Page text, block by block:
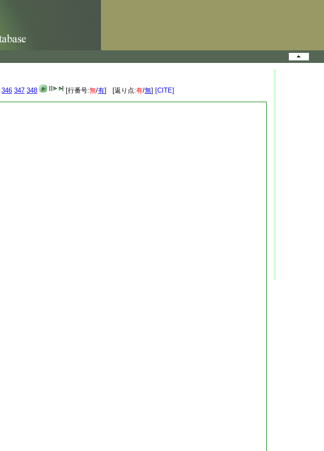
346 347 348 [行番号:無/有] [返り点:有/無] [CITE]